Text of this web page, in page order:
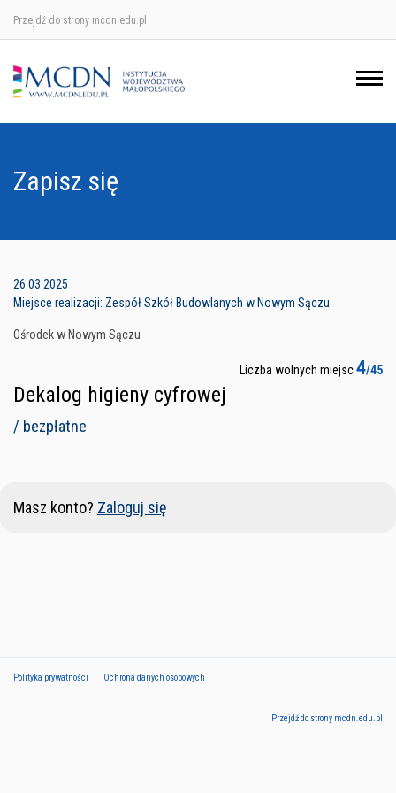
Przejdź do strony mcdn.edu.pl
Zapisz się
26.03.2025
Miejsce realizacji: Zespół Szkół Budowlanych w Nowym Sączu
Ośrodek w Nowym Sączu
Liczba wolnych miejsc4/45
Dekalog higieny cyfrowej
/ bezpłatne
Masz konto? Zaloguj się
Polityka prywatności Ochrona danych osobowych
Przejdź do strony mcdn.edu.pl
Ośrodek w Krakowie
Ośrodek w Nowym Sączu
Ośrodek w Tarnowie